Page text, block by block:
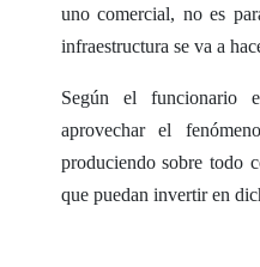
uno comercial, no es
infraestructura se va a
Según el funcionario
aprovechar el
produciendo sobre todo
que puedan invertir en